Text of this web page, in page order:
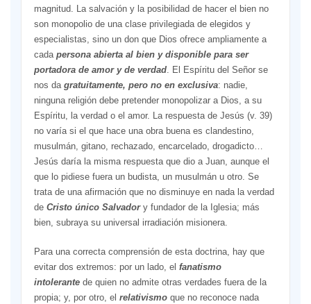
magnitud. La salvación y la posibilidad de hacer el bien no
son monopolio de una clase privilegiada de elegidos y
especialistas, sino un don que Dios ofrece ampliamente a
cada persona abierta al bien y disponible para ser
portadora de amor y de verdad. El Espíritu del Señor se
nos da gratuitamente, pero no en exclusiva: nadie,
ninguna religión debe pretender monopolizar a Dios, a su
Espíritu, la verdad o el amor. La respuesta de Jesús (v. 39)
no varía si el que hace una obra buena es clandestino,
musulmán, gitano, rechazado, encarcelado, drogadicto…
Jesús daría la misma respuesta que dio a Juan, aunque el
que lo pidiese fuera un budista, un musulmán u otro. Se
trata de una afirmación que no disminuye en nada la verdad
de Cristo único Salvador y fundador de la Iglesia; más
bien, subraya su universal irradiación misionera.
Para una correcta comprensión de esta doctrina, hay que
evitar dos extremos: por un lado, el fanatismo
intolerantede quien no admite otras verdades fuera de la
propia; y, por otro, el relativismoque no reconoce nada